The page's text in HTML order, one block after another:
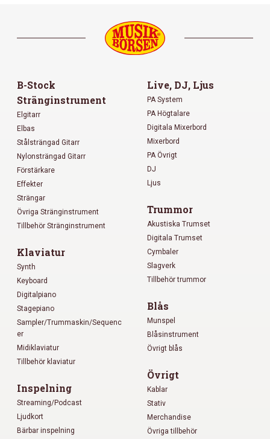
B-Stock
Stränginstrument
Elgitarr
Elbas
Stålsträngad Gitarr
Nylonsträngad Gitarr
Förstärkare
Effekter
Strängar
Övriga Stränginstrument
Tillbehör Stränginstrument
Klaviatur
Synth
Keyboard
Digitalpiano
Stagepiano
Sampler/Trummaskin/Sequenc
er
Midiklaviatur
Tillbehör klaviatur
Inspelning
Streaming/Podcast
Ljudkort
Bärbar inspelning
Live, DJ, Ljus
PA System
PA Högtalare
Digitala Mixerbord
Mixerbord
PA Övrigt
DJ
Ljus
Trummor
Akustiska Trumset
Digitala Trumset
Cymbaler
Slagverk
Tillbehör trummor
Blås
Munspel
Blåsinstrument
Övrigt blås
Övrigt
Kablar
Stativ
Merchandise
Övriga tillbehör